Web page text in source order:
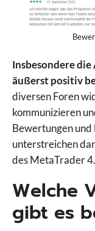
Insbesondere
äußerst positiv
diversen Foren
kommunizieren
Bewertungen
unterstreichen
des MetaTrader 4.
Welche
gibt es